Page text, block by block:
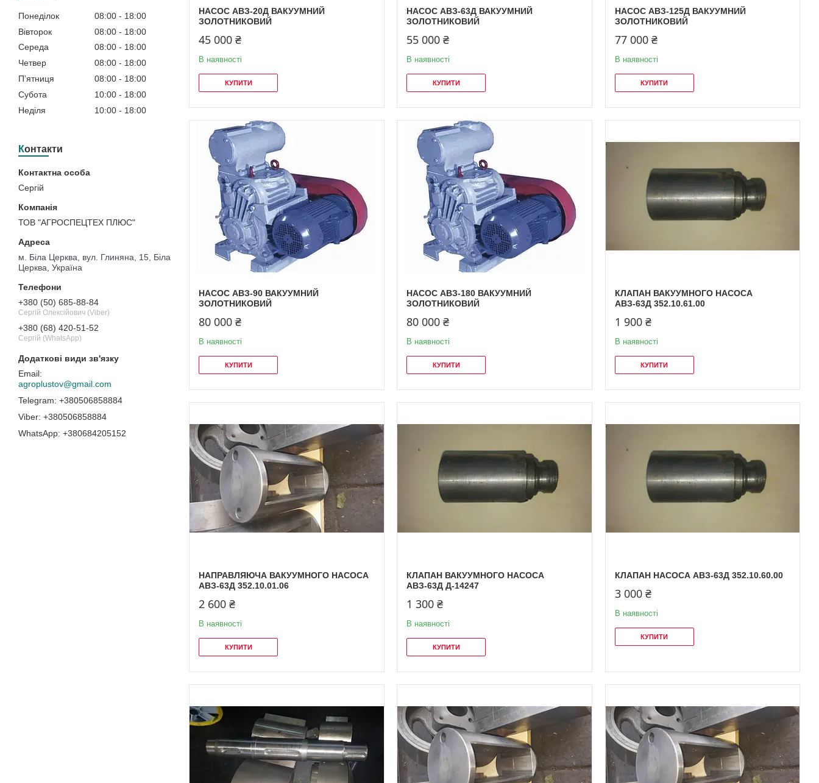
Понеділок 08:00
18:00
Вівторок
08:00
18:00
Середа
08:00
18:00
Четвер
08:00
18:00
Пʼятниця
08:00
18:00
Субота
10:00
18:00
Неділя
10:00 18:00
Контакти
Сергій
ТОВ "АГРОСПЕЦТЕХ ПЛЮС"
м. Біла Церква, вул. Глиняна, 15, Біла
Церква, Україна
+380 (50) 685-88-84
Сергій Олексійович (Viber)
+380 (68) 420-51-52
Сергій (WhatsApp)
agroplustov@gmail.com
+380506858884
+380506858884
+380684205152
НАСОС АВЗ-20Д ВАКУУМНИЙ
ЗОЛОТНИКОВИЙ
45 000 ₴
В наявності
КУПИТИ
НАСОС АВЗ-63Д ВАКУУМНИЙ
ЗОЛОТНИКОВИЙ
55 000 ₴
В наявності
КУПИТИ
НАСОС АВЗ-125Д ВАКУУМНИЙ
ЗОЛОТНИКОВИЙ
77 000 ₴
В наявності
КУПИТИ
НАСОС АВЗ-90 ВАКУУМНИЙ
ЗОЛОТНИКОВИЙ
80 000 ₴
В наявності
КУПИТИ
НАСОС АВЗ-180 ВАКУУМНИЙ
ЗОЛОТНИКОВИЙ
80 000 ₴
В наявності
КУПИТИ
КЛАПАН ВАКУУМНОГО НАСОСА
АВЗ-63Д 352.10.61.00
1 900 ₴
В наявності
КУПИТИ
НАПРАВЛЯЮЧА ВАКУУМНОГО НАСОСА
АВЗ-63Д 352.10.01.06
2 600 ₴
В наявності
КУПИТИ
КЛАПАН ВАКУУМНОГО НАСОСА
АВЗ-63Д Д-14247
1 300 ₴
В наявності
КУПИТИ
КЛАПАН НАСОСА АВЗ-63Д 352.10.60.00
3 000 ₴
В наявності
КУПИТИ